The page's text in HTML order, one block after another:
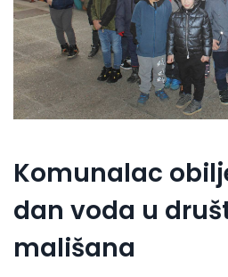
Komunalac
dan voda u
mališana